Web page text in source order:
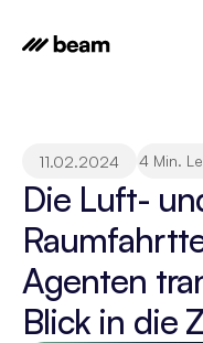
11.02.2024 4 Min.
Die Luft-
Agenten
Blick in die